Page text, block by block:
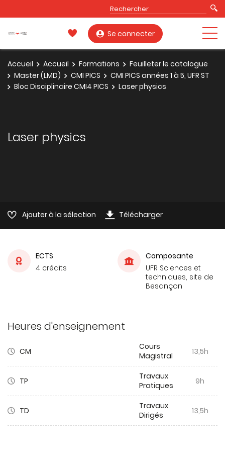
Se connecter
Accueil Accueil Formations
Feuilleter le catalogue
Master (LMD)
CMI PICS
CMI PICS années 1 à 5, UFR ST
Bloc Disciplinaire CMI4 PICS
Laser physics
Laser physics
Ajouter à la sélection Télécharger
ECTS
4 crédits
Composante
UFR Sciences et
techniques, site de
Besançon
Heures d'enseignement
CM
Cours
Magistral
13,5h
TP
Travaux
Pratiques
9h
TD
Travaux
Dirigés
13,5h